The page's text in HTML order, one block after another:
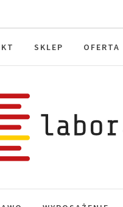
SKLEP OFERTA